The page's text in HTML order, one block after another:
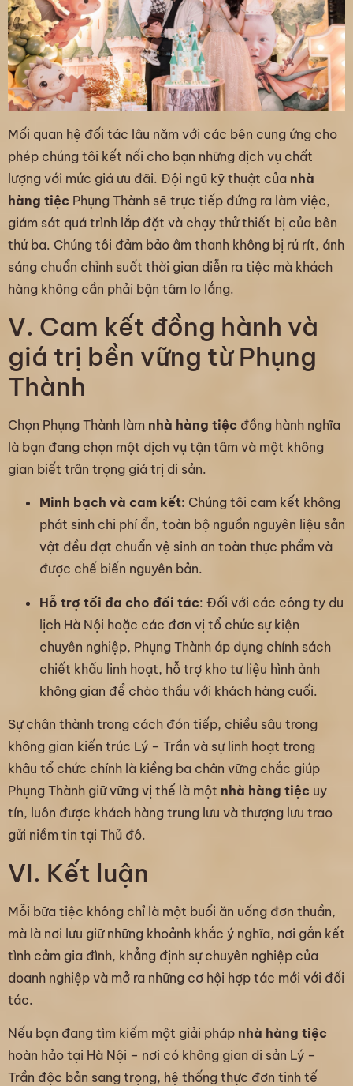
Mối quan hệ đối tác lâu năm với các bên cung ứng cho
phép chúng tôi kết nối cho bạn những dịch vụ chất
lượng với mức giá ưu đãi. Đội ngũ kỹ thuật của nhà
hàng tiệc Phụng Thành sẽ trực tiếp đứng ra làm việc,
giám sát quá trình lắp đặt và chạy thử thiết bị của bên
thứ ba. Chúng tôi đảm bảo âm thanh không bị rú rít, ánh
sáng chuẩn chỉnh suốt thời gian diễn ra tiệc mà khách
hàng không cần phải bận tâm lo lắng.
V. Cam kết đồng hành và
giá trị bền vững từ Phụng
Thành
Chọn Phụng Thành làm nhà hàng tiệc đồng hành nghĩa
là bạn đang chọn một dịch vụ tận tâm và một không
gian biết trân trọng giá trị di sản.
Minh bạch và cam kết: Chúng tôi cam kết không
phát sinh chi phí ẩn, toàn bộ nguồn nguyên liệu sản
vật đều đạt chuẩn vệ sinh an toàn thực phẩm và
được chế biến nguyên bản.
Hỗ trợ tối đa cho đối tác: Đối với các công ty du
lịch Hà Nội hoặc các đơn vị tổ chức sự kiện
chuyên nghiệp, Phụng Thành áp dụng chính sách
chiết khấu linh hoạt, hỗ trợ kho tư liệu hình ảnh
không gian để chào thầu với khách hàng cuối.
Sự chân thành trong cách đón tiếp, chiều sâu trong
không gian kiến trúc Lý – Trần và sự linh hoạt trong
khâu tổ chức chính là kiềng ba chân vững chắc giúp
Phụng Thành giữ vững vị thế là một nhà hàng tiệc uy
tín, luôn được khách hàng trung lưu và thượng lưu trao
gửi niềm tin tại Thủ đô.
VI. Kết luận
Mỗi bữa tiệc không chỉ là một buổi ăn uống đơn thuần,
mà là nơi lưu giữ những khoảnh khắc ý nghĩa, nơi gắn kết
tình cảm gia đình, khẳng định sự chuyên nghiệp của
doanh nghiệp và mở ra những cơ hội hợp tác mới với đối
tác.
Nếu bạn đang tìm kiếm một giải pháp nhà hàng tiệc
hoàn hảo tại Hà Nội – nơi có không gian di sản Lý –
Trần độc bản sang trọng, hệ thống thực đơn tinh tế